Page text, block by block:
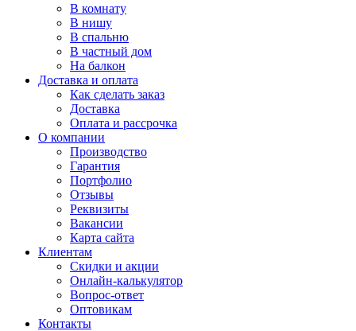
В комнату
В нишу
В спальню
В частный дом
На балкон
Доставка и оплата
Как сделать заказ
Доставка
Оплата и рассрочка
О компании
Производство
Гарантия
Портфолио
Отзывы
Реквизиты
Вакансии
Карта сайта
Клиентам
Скидки и акции
Онлайн-калькулятор
Вопрос-ответ
Оптовикам
Контакты